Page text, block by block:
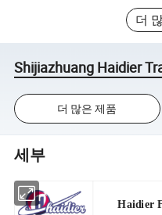
더
Shijiazhuang Haidier
더 많은 제품
세부
Haidier